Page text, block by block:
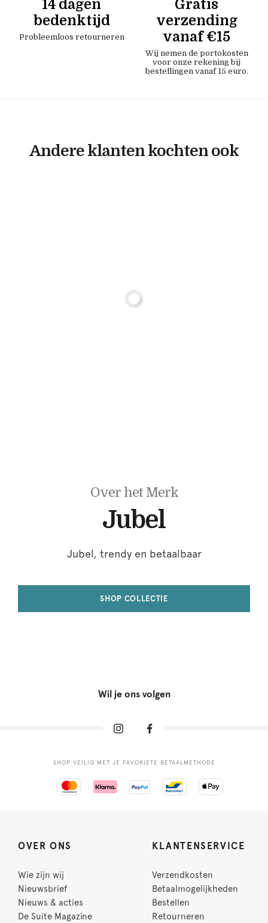
14 dagen
bedenktijd
Probleemloos retourneren
Gratis
verzending
vanaf €15
Wij nemen de portokosten
voor onze rekening bij
bestellingen vanaf 15 euro.
Andere klanten kochten ook
Over het Merk
Jubel
Jubel, trendy en betaalbaar
SHOP COLLECTIE
Wil je ons volgen
SHOP VEILIG MET JE FAVORIETE BETAALMETHODE
OVER ONS
Wie zijn wij
Nieuwsbrief
Nieuws & acties
De Suite Magazine
KLANTENSERVICE
Verzendkosten
Betaalmogelijkheden
Bestellen
Retourneren